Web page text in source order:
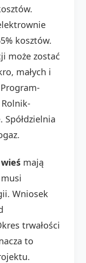
kosztów.
może zostać
małych i
mają
Wniosek
trwałości
to